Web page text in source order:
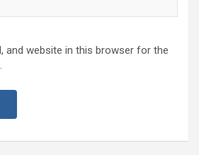
and website in this browser for the